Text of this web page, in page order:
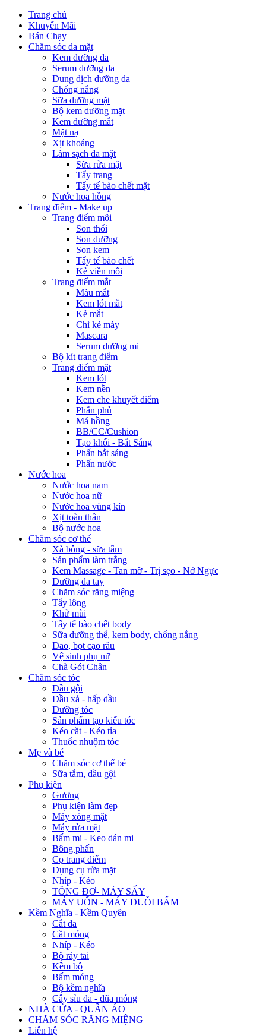
Trang chủ
Khuyến Mãi
Bán Chạy
Chăm sóc da mặt
Kem dưỡng da
Serum dưỡng da
Dung dịch dưỡng da
Chống nắng
Sữa dưỡng mặt
Bộ kem dưỡng mặt
Kem dưỡng mắt
Mặt nạ
Xịt khoáng
Làm sạch da mặt
Sữa rửa mặt
Tẩy trang
Tẩy tế bào chết mặt
Nước hoa hồng
Trang điểm - Make up
Trang điểm môi
Son thổi
Son dưỡng
Son kem
Tẩy tế bào chết
Kẻ viền môi
Trang điểm mắt
Màu mắt
Kem lót mắt
Kẻ mắt
Chì kẻ mày
Mascara
Serum dưỡng mi
Bộ kít trang điểm
Trang điểm mặt
Kem lót
Kem nền
Kem che khuyết điểm
Phấn phủ
Má hồng
BB/CC/Cushion
Tạo khối - Bắt Sáng
Phấn bắt sáng
Phấn nước
Nước hoa
Nước hoa nam
Nước hoa nữ
Nước hoa vùng kín
Xịt toàn thân
Bộ nước hoa
Chăm sóc cơ thể
Xà bông - sữa tắm
Sản phẩm làm trắng
Kem Massage - Tan mỡ - Trị sẹo - Nở Ngực
Dưỡng da tay
Chăm sóc răng miệng
Tẩy lông
Khử mùi
Tẩy tế bào chết body
Sữa dưỡng thể, kem body, chống nắng
Dao, bọt cạo râu
Vệ sinh phụ nữ
Chà Gót Chân
Chăm sóc tóc
Dầu gội
Dầu xả - hấp dầu
Dưỡng tóc
Sản phẩm tạo kiểu tóc
Kéo cắt - Kéo tỉa
Thuốc nhuộm tóc
Mẹ và bé
Chăm sóc cơ thể bé
Sữa tắm, dầu gội
Phụ kiện
Gương
Phụ kiện làm đẹp
Máy xông mặt
Máy rửa mặt
Bấm mi - Keo dán mi
Bông phấn
Cọ trang điểm
Dụng cụ rửa mặt
Nhíp - Kéo
TÔNG ĐƠ- MÁY SẤY
MÁY UỐN - MÁY DUỖI BẤM
Kềm Nghĩa - Kềm Quyên
Cắt da
Cắt móng
Nhíp - Kéo
Bộ ráy tai
Kềm bộ
Bấm móng
Bộ kềm nghĩa
Cây sỉu da - dũa móng
NHÀ CỬA - QUẦN ÁO
CHĂM SÓC RĂNG MIỆNG
Liên hệ